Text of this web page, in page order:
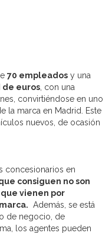
70 empleados y una
de euros , con una
convirtiéndose en uno
la marca en Madrid. Este
nuevos, de ocasión
concesionarios en
consiguen no son
vienen por
Además, se está
de negocio, de
los agentes pueden